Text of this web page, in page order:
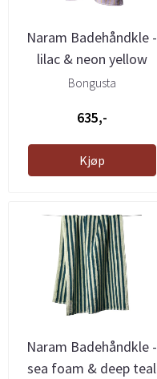
Naram Badehåndkle -
lilac & neon yellow
Bongusta
635,-
Kjøp
Naram Badehåndkle -
sea foam & deep teal